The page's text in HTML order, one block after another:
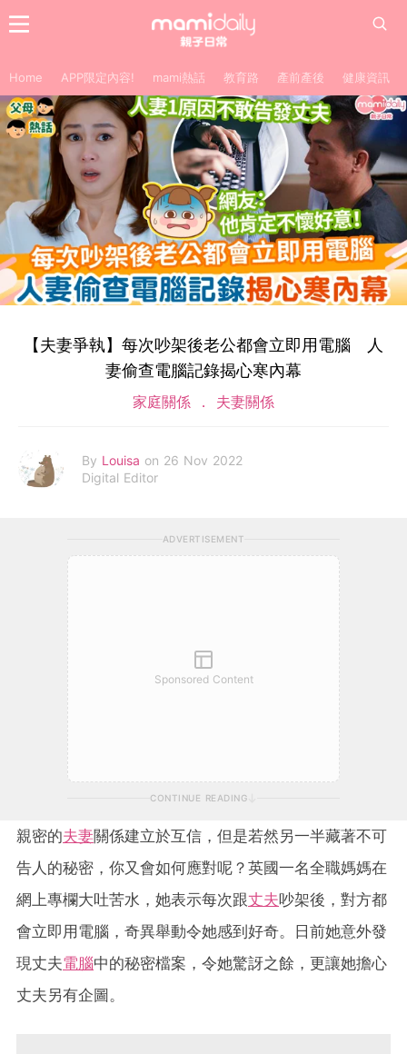
Home APP限定內容! mami熱話 教育路 產前產後 健康資訊
【夫妻爭執】每次吵架後老公都會立即用電腦 人
妻偷查電腦記錄揭心寒內幕
家庭關係 夫妻關係
By Louisa on 26 Nov 2022
Digital Editor
ADVERTISEMENT
Sponsored Content
CONTINUE READING
親密的夫妻關係建立於互信，但是若然另一半藏著不可
告人的秘密，你又會如何應對呢？英國一名全職媽媽在
網上專欄大吐苦水，她表示每次跟丈夫吵架後，對方都
會立即用電腦，奇異舉動令她感到好奇。日前她意外發
現丈夫電腦中的秘密檔案，令她驚訝之餘，更讓她擔心
丈夫另有企圖。